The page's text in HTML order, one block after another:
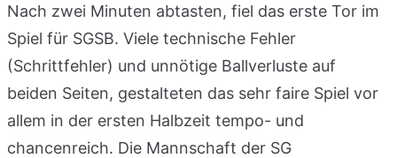
Nach zwei Minuten abtasten, fiel das erste Tor im
Spiel für SGSB. Viele technische Fehler
(Schrittfehler) und unnötige Ballverluste auf
beiden Seiten, gestalteten das sehr faire Spiel vor
allem in der ersten Halbzeit tempo- und
chancenreich. Die Mannschaft der SG